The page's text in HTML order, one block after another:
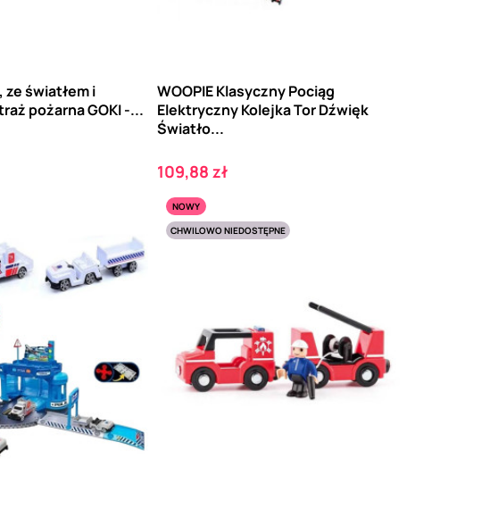
światłem i
pożarna GOKI -...
WOOPIE Klasyczny Pociąg
Elektryczny Kolejka Tor Dźwięk
Światło...
Cena
109,88 zł
NOWY
CHWILOWO NIEDOSTĘPNE